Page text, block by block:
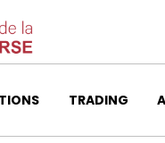
TRADING